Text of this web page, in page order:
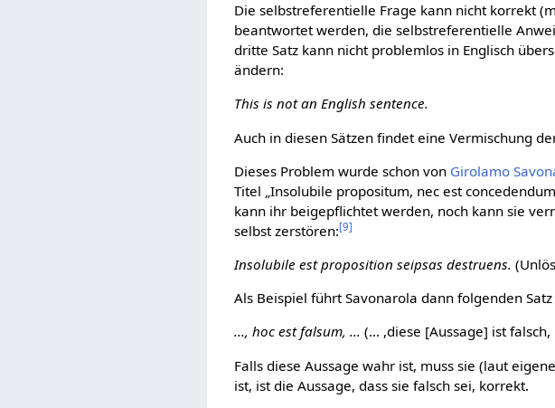
Die selbstreferentielle Frage kann nicht korrekt
beantwortet werden, die selbstreferentielle
dritte Satz kann nicht problemlos in Englisch
ändern:
This is not an English sentence.
Auch in diesen Sätzen findet eine Vermischung
Dieses Problem wurde schon von Girolamo
Titel „Insolubile propositum, nec est
kann ihr beigepflichtet werden, noch kann sie
selbst zerstören:[9]
Insolubile est proposition seipsas destruens.
Als Beispiel führt Savonarola dann folgenden Satz
..., hoc est falsum, ... (... ,diese [Aussage] ist falsch,
Falls diese Aussage wahr ist, muss sie (laut
ist, ist die Aussage, dass sie falsch sei, korrekt.